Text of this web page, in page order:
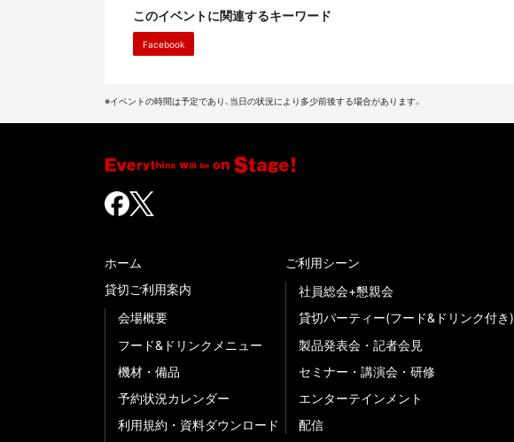
このイベントに関連するキーワード
Facebook
※イベントの時間は予定であり、当日の状況により多少前後する場合があります。
ホーム
貸切ご利用案内
会場概要
フード&ドリンクメニュー
機材・備品
予約状況カレンダー
利用規約・資料ダウンロード
ご利用シーン
社員総会+懇親会
貸切パーティー(フード&ドリンク付き)
製品発表会・記者会見
セミナー・講演会・研修
エンターテインメント
配信